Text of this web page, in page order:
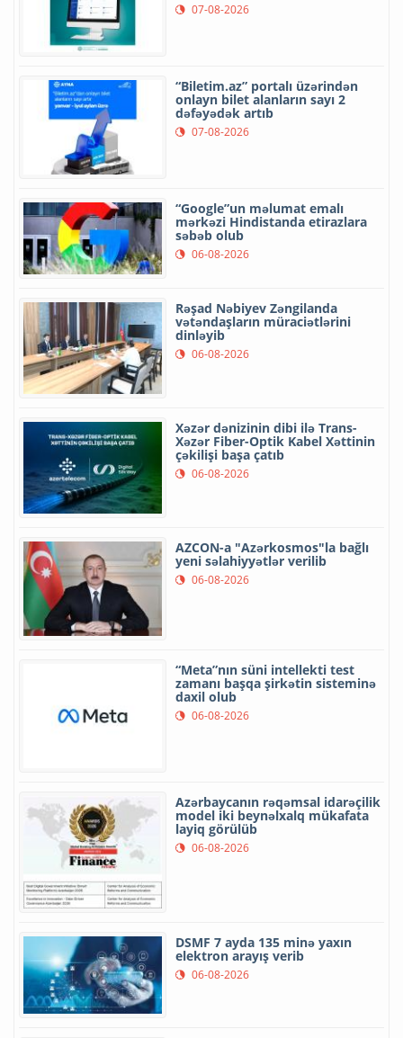
07-08-2026
“Biletim.az” portalı üzərindən
onlayn bilet alanların sayı 2
dəfəyədək artıb
07-08-2026
“Google”un məlumat emalı
mərkəzi Hindistanda etirazlara
səbəb olub
06-08-2026
Rəşad Nəbiyev Zəngilanda
vətəndaşların müraciətlərini
dinləyib
06-08-2026
Xəzər dənizinin dibi ilə Trans-
Xəzər Fiber-Optik Kabel Xəttinin
çəkilişi başa çatıb
06-08-2026
AZCON-a "Azərkosmos"la bağlı
yeni səlahiyyətlər verilib
06-08-2026
“Meta”nın süni intellekti test
zamanı başqa şirkətin sisteminə
daxil olub
06-08-2026
Azərbaycanın rəqəmsal idarəçilik
model iki beynəlxalq mükafata
layiq görülüb
06-08-2026
DSMF 7 ayda 135 minə yaxın
elektron arayış verib
06-08-2026